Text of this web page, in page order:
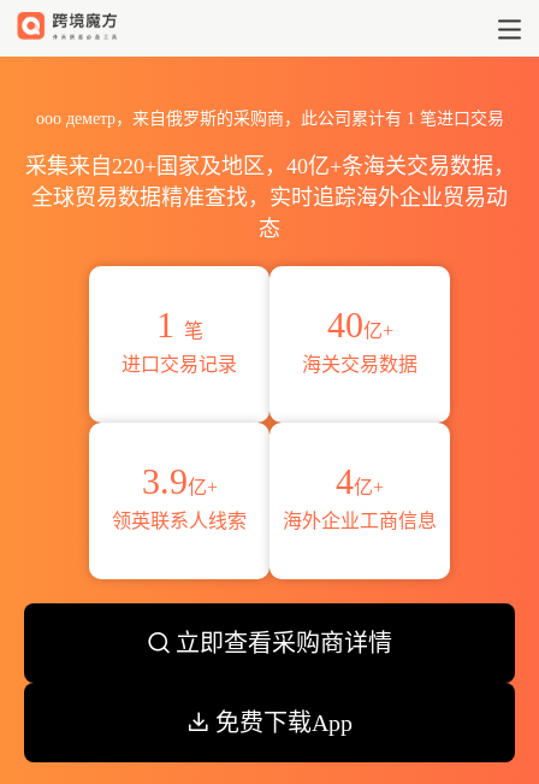
ооо деметр，来自俄罗斯的采购商，此公司累计有 1 笔进口交易
采集来自220+国家及地区，40亿+条海关交易数据，
全球贸易数据精准查找，实时追踪海外企业贸易动
态
1
笔
进口交易记录
40亿+
海关交易数据
3.9亿+
领英联系人线索
4亿+
海外企业工商信息
立即查看采购商详情
免费下载App